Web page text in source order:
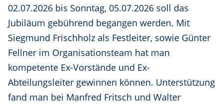
02.07.2026 bis Sonntag, 05.07.2026 soll das
Jubiläum gebührend begangen werden. Mit
Siegmund Frischholz als Festleiter, sowie Günter
Fellner im Organisationsteam hat man
kompetente Ex-Vorstände und Ex-
Abteilungsleiter gewinnen können. Unterstützung
fand man bei Manfred Fritsch und Walter